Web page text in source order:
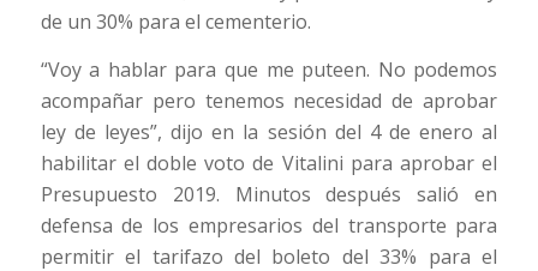
de un 30% para el cementerio.
“Voy a hablar para que me puteen. No podemos
acompañar pero tenemos necesidad de aprobar
ley de leyes”, dijo en la sesión del 4 de enero al
habilitar el doble voto de Vitalini para aprobar el
Presupuesto 2019. Minutos después salió en
defensa de los empresarios del transporte para
permitir el tarifazo del boleto del 33% para el